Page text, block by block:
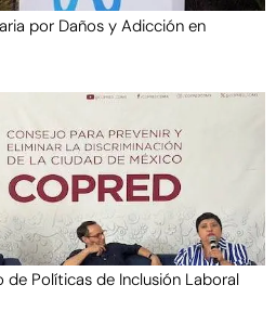
por Daños y Adicción en
Políticas de Inclusión Laboral